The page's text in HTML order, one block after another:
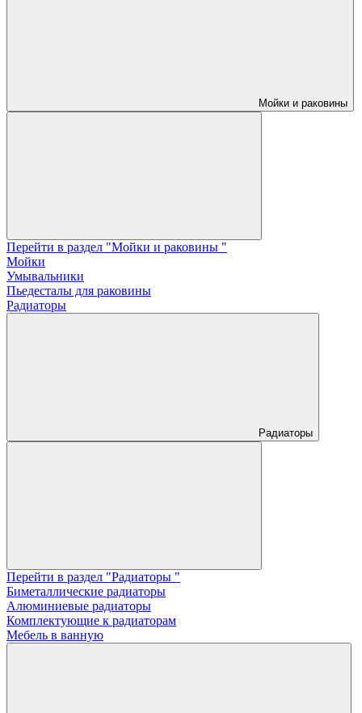
Мойки и раковины
Перейти в раздел "Мойки и раковины "
Мойки
Умывальники
Пьедесталы для раковины
Радиаторы
Радиаторы
Перейти в раздел "Радиаторы "
Биметаллические радиаторы
Алюминиевые радиаторы
Комплектующие к радиаторам
Мебель в ванную